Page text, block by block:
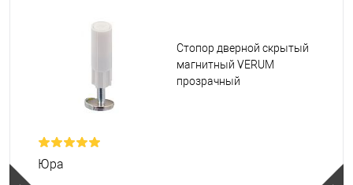
Стопор дверной скрытый
магнитный VERUM
прозрачный
Юра